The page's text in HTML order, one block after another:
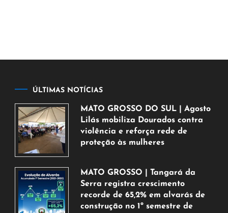
ÚLTIMAS NOTÍCIAS
MATO GROSSO DO SUL | Agosto
Lilás mobiliza Dourados contra
violência e reforça rede de
proteção às mulheres
de
agosto
de
2026
MATO GROSSO | Tangará da
Serra registra crescimento
recorde de 65,2% em alvarás de
construção no 1º semestre de